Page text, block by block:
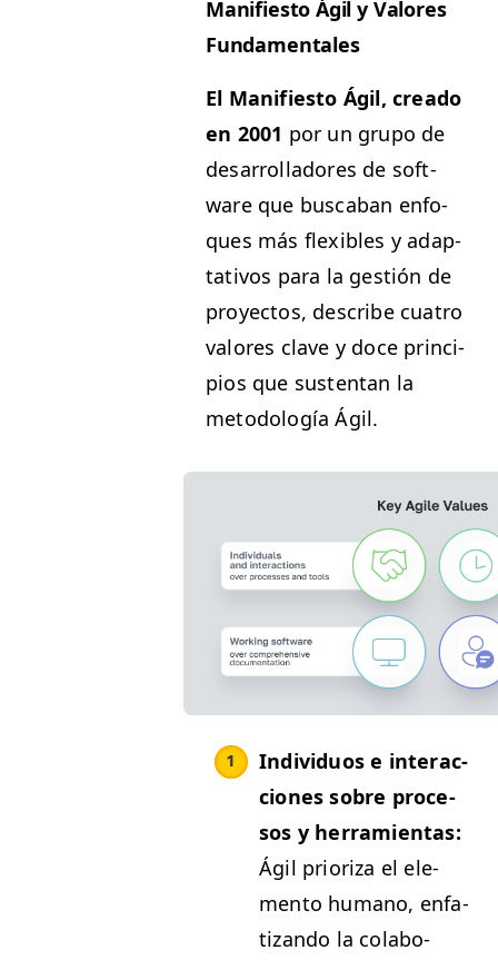
Man­i­fiesto Ágil y Val­ores
Fundamentales
El Man­i­fiesto Ágil, crea­do
en 2001 por un grupo de
desar­rol­ladores de soft­
ware que bus­ca­ban enfo­
ques más flex­i­bles y adap­
ta­tivos para la gestión de
proyec­tos, describe cua­tro
val­ores clave y doce prin­ci­
p­ios que sus­ten­tan la
metodología Ágil.
Indi­vid­u­os e inter­ac­
ciones sobre pro­ce­
sos y her­ramien­tas:
Ágil pri­or­iza el ele­
men­to humano, enfa­
ti­zan­do la colab­o­